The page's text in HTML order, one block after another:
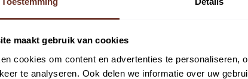
maakt gebruik van cookies
cookies om content en advertenties te personaliseren,
te analyseren. Ook delen we informatie over uw
en rond de vide.